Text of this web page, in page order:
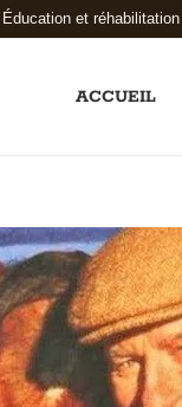
et
ACCUEIL